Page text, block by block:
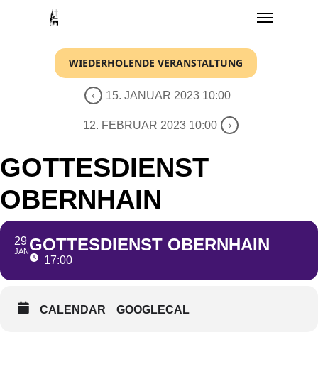
Menu
WIEDERHOLENDE VERANSTALTUNG
15. JANUAR 2023 10:00
12. FEBRUAR 2023 10:00
GOTTESDIENST
OBERNHAIN
29
JANGOTTESDIENST OBERNHAIN
17:00
CALENDAR GOOGLECAL